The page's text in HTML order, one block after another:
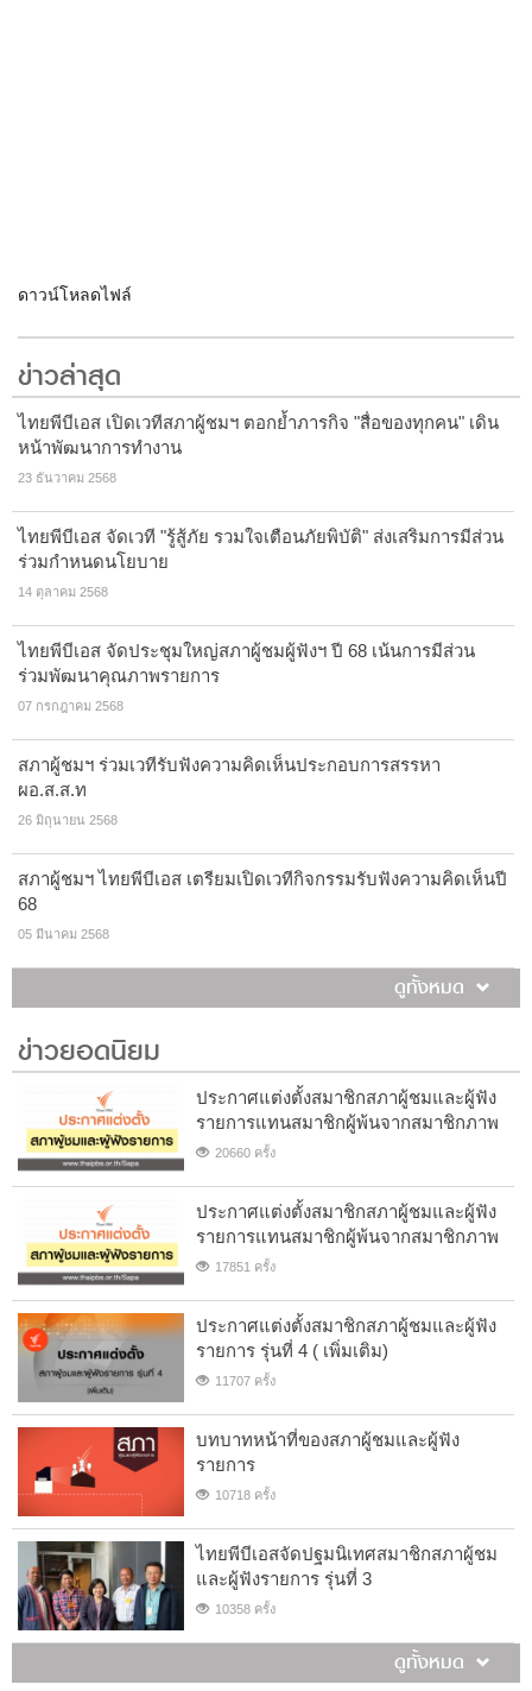
ดาวน์โหลดไฟล์
ข่าวล่าสุด
ไทยพีบีเอส เปิดเวทีสภาผู้ชมฯ ตอกย้ำภารกิจ "สื่อของทุกคน" เดิน
หน้าพัฒนาการทำงาน
23 ธันวาคม 2568
ไทยพีบีเอส จัดเวที "รู้สู้ภัย รวมใจเตือนภัยพิบัติ" ส่งเสริมการมีส่วน
ร่วมกำหนดนโยบาย
14 ตุลาคม 2568
ไทยพีบีเอส จัดประชุมใหญ่สภาผู้ชมผู้ฟังฯ ปี 68 เน้นการมีส่วน
ร่วมพัฒนาคุณภาพรายการ
07 กรกฎาคม 2568
สภาผู้ชมฯ ร่วมเวทีรับฟังความคิดเห็นประกอบการสรรหา
ผอ.ส.ส.ท
26 มิถุนายน 2568
สภาผู้ชมฯ ไทยพีบีเอส เตรียมเปิดเวทีกิจกรรมรับฟังความคิดเห็นปี
68
05 มีนาคม 2568
ดูทั้งหมด
ข่าวยอดนิยม
ประกาศแต่งตั้งสมาชิกสภาผู้ชมและผู้ฟัง
รายการแทนสมาชิกผู้พ้นจากสมาชิกภาพ
20660 ครั้ง
ประกาศแต่งตั้งสมาชิกสภาผู้ชมและผู้ฟัง
รายการแทนสมาชิกผู้พ้นจากสมาชิกภาพ
17851 ครั้ง
ประกาศแต่งตั้งสมาชิกสภาผู้ชมและผู้ฟัง
รายการ รุ่นที่ 4 ( เพิ่มเติม)
11707 ครั้ง
บทบาทหน้าที่ของสภาผู้ชมและผู้ฟัง
รายการ
10718 ครั้ง
ไทยพีบีเอสจัดปฐมนิเทศสมาชิกสภาผู้ชม
และผู้ฟังรายการ รุ่นที่ 3
10358 ครั้ง
ดูทั้งหมด